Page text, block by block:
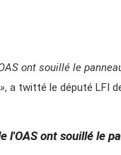
ont souillé le
, a twitté le député LFI
l'OAS ont souillé le